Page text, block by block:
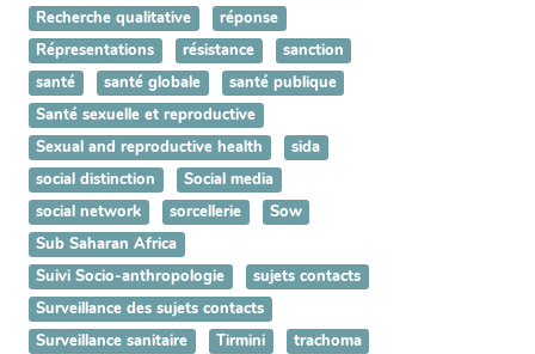
Recherche qualitative
réponse
Répresentations
résistance
sanction
santé
santé globale
santé publique
Santé sexuelle et reproductive
Sexual and reproductive health
sida
social distinction
Social media
social network
sorcellerie
Sow
Sub Saharan Africa
Suivi Socio-anthropologie
sujets contacts
Surveillance des sujets contacts
Surveillance sanitaire
Tirmini
trachoma